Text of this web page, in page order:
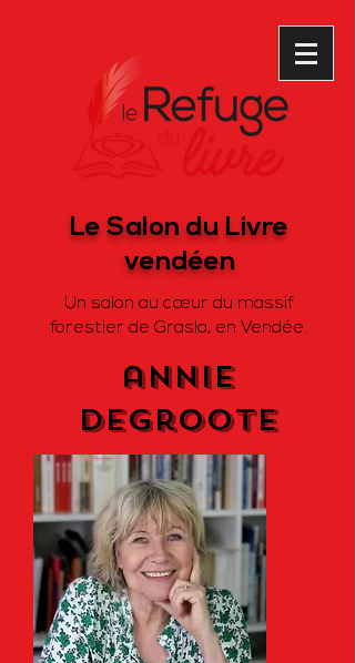
Le Salon du Livre
vendéen
Un salon au cœur du massif
forestier de Grasla, en Vendée.
annie
degroote